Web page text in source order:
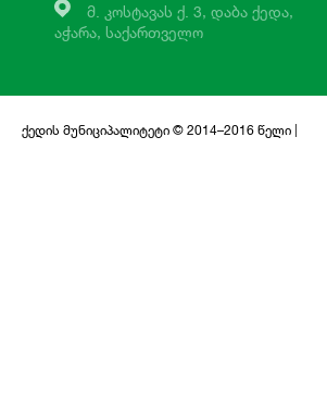
მ. კოსტავას ქ. 3, დაბა ქედა,
აჭარა, საქართველო
ქედის მუნიციპალიტეტი © 2014–2016 წელი |